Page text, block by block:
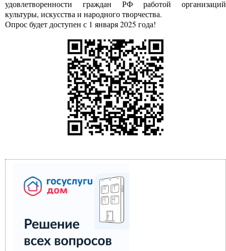
удовлетворенности граждан РФ работой организаций
культуры, искусства и народного творчества.
Опрос будет доступен с 1 января 2025 года!